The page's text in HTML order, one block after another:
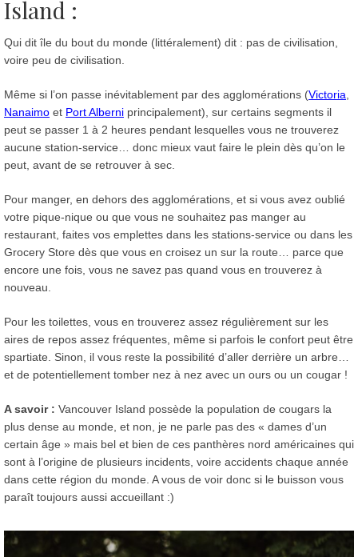
Island :
Qui dit île du bout du monde (littéralement) dit : pas de civilisation,
voire peu de civilisation.
Même si l’on passe inévitablement par des agglomérations (Victoria
Nanaimo et Port Alberni principalement), sur certains segments il
peut se passer 1 à 2 heures pendant lesquelles vous ne trouverez
aucune station-service… donc mieux vaut faire le plein dès qu’on le
peut, avant de se retrouver à sec.
Pour manger, en dehors des agglomérations, et si vous avez oublié
votre pique-nique ou que vous ne souhaitez pas manger au
restaurant, faites vos emplettes dans les stations-service ou dans les
Grocery Store dès que vous en croisez un sur la route… parce que
encore une fois, vous ne savez pas quand vous en trouverez à
nouveau.
Pour les toilettes, vous en trouverez assez régulièrement sur les
aires de repos assez fréquentes, même si parfois le confort peut être
spartiate. Sinon, il vous reste la possibilité d’aller derrière un arbre…
et de potentiellement tomber nez à nez avec un ours ou un cougar !
A savoir : Vancouver Island possède la population de cougars la
plus dense au monde, et non, je ne parle pas des « dames d’un
certain âge » mais bel et bien de ces panthères nord américaines qui
sont à l’origine de plusieurs incidents, voire accidents chaque année
dans cette région du monde. A vous de voir donc si le buisson vous
paraît toujours aussi accueillant :)